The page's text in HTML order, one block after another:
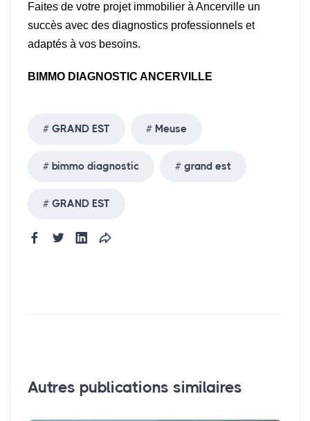
Faites de votre projet immobilier à Ancerville un
succès avec des diagnostics professionnels et
adaptés à vos besoins.
BIMMO DIAGNOSTIC ANCERVILLE
GRAND EST Meuse
bimmo diagnostic grand est
GRAND EST
Autres publications similaires